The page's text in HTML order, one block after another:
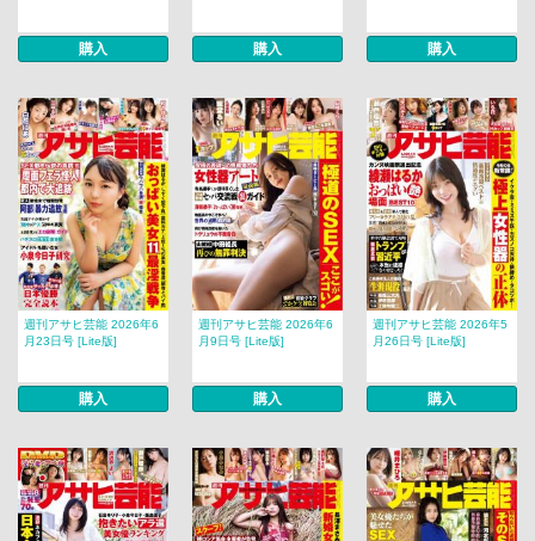
購入 購入 購入
週刊アサヒ芸能 2026年6
月23日号 [Lite版]
購入
週刊アサヒ芸能 2026年6
月9日号 [Lite版]
購入
週刊アサヒ芸能 2026年5
月26日号 [Lite版]
購入